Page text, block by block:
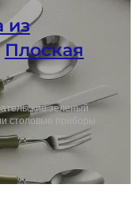
из
Плоская
зеленый
столовые приборы